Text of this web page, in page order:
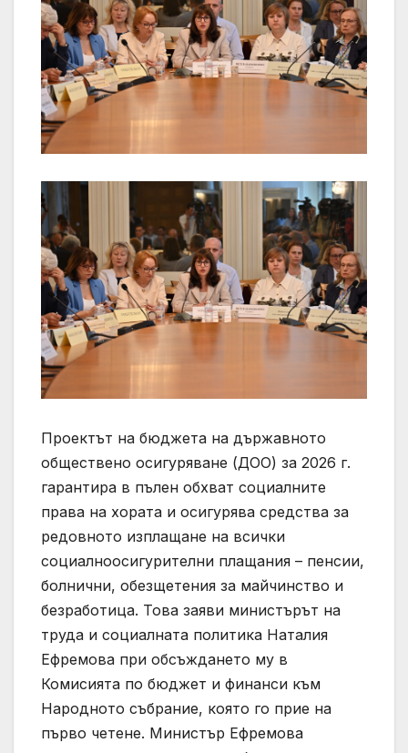
Проектът на бюджета на държавното
обществено осигуряване (ДОО) за 2026 г.
гарантира в пълен обхват социалните
права на хората и осигурява средства за
редовното изплащане на всички
социалноосигурителни плащания – пенсии,
болнични, обезщетения за майчинство и
безработица. Това заяви министърът на
труда и социалната политика Наталия
Ефремова при обсъждането му в
Комисията по бюджет и финанси към
Народното събрание, която го прие на
първо четене. Министър Ефремова